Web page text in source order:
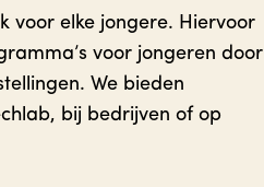
voor elke jongere. Hiervoor
voor jongeren door
We bieden
bij bedrijven of op